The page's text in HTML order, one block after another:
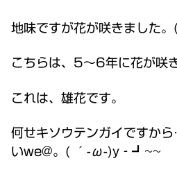
地味ですが花が咲きました
こちらは、5～6年に花が咲
これは、雄花です。
何せキソウテンガイですか
いwe@。( ´-ω-)y‐┛~~